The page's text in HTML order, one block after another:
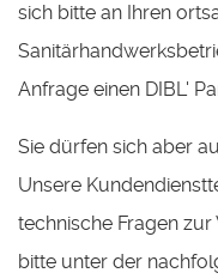
sich bitte an Ihren
Anfrage einen DIBL'
Sie dürfen sich aber
Unsere
technische Fragen
bitte unter der